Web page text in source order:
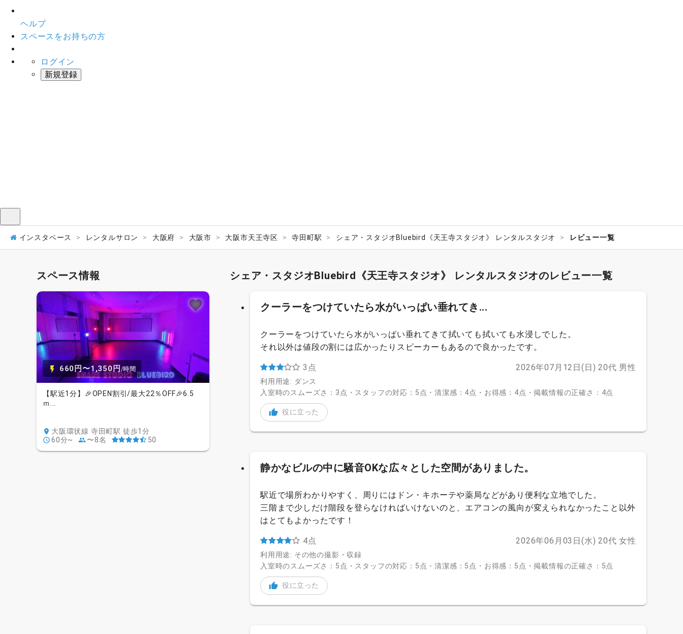
ヘルプ
スペースをお持ちの方
ログイン
新規登録
インスタベース レンタルサロン 大阪府 大阪市 大阪市天王寺区 寺田町駅 シェア・スタジオBluebird《天王寺スタジオ》 レンタルスタジオ レビュー一覧
スペース情報
660円〜1,350円 /時間
【駅近1分】🎉OPEN割引/最大22％OFF🎉6.5
ｍ...
大阪環状線 寺田町駅 徒歩1分
60分~
〜8名 50
シェア・スタジオBluebird《天王寺スタジオ》 レンタルスタジオのレビュー一覧
クーラーをつけていたら水がいっぱい垂れてき...
クーラーをつけていたら水がいっぱい垂れてきて拭いても拭いても水浸しでした。
それ以外は値段の割には広かったりスピーカーもあるので良かったです。
3点 2026年07月12日(日) 20代 男性
利用用途: ダンス
入室時のスムーズさ：3点・スタッフの対応：5点・清潔感：4点・お得感：4点・掲載情報の正確さ：4点
役に立った
静かなビルの中に騒音OKな広々とした空間がありました。
駅近で場所わかりやすく、周りにはドン・キホーテや薬局などがあり便利な立地でした。
三階まで少しだけ階段を登らなければいけないのと、エアコンの風向が変えられなかったこと以外
はとてもよかったです！
4点 2026年06月03日(水) 20代 女性
利用用途: その他の撮影・収録
入室時のスムーズさ：5点・スタッフの対応：5点・清潔感：5点・お得感：5点・掲載情報の正確さ：5点
役に立った